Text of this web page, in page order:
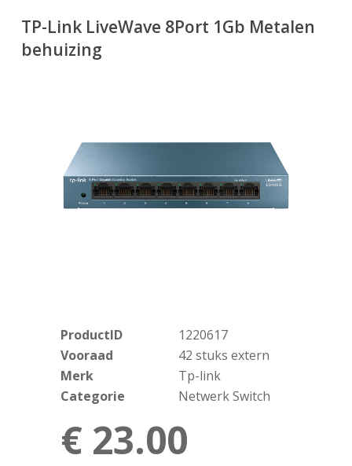
TP-Link LiveWave 8Port 1Gb Metalen
behuizing
ProductID
1220617
Vooraad
42 stuks extern
Merk
Tp-link
Categorie
Netwerk Switch
€ 23.00